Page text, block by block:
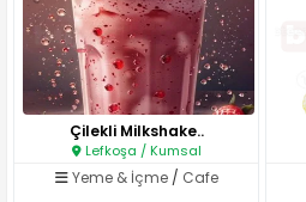
Çilekli Milkshake..
Lefkoşa / Kumsal
Yeme & İçme/ Cafe